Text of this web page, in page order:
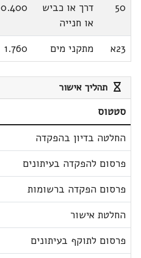
50
דרך או כביש
או חנייה
0.400
23א מתקני מים 1.760
תהליך אישור
סטטוס
החלטה בדיון בהפקדה
פרסום להפקדה בעיתונים
פרסום הפקדה ברשומות
החלטת אישור
פרסום לתוקף בעיתונים